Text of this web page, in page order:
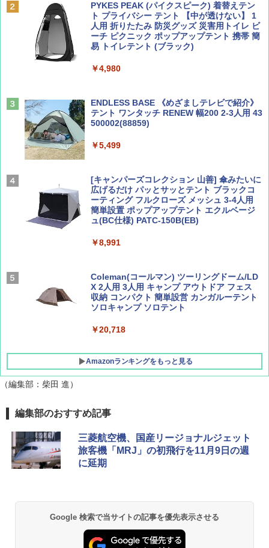
￥1,540
集】ボーイング110周年を祝して！
BE-PAL(ビ-パル) 2026年 9 月号【特別付録:
SOTO ミニマル"旅"財布 ランダム2種】
￥1,500
￥2,479
ァキア 2026～2027 地球の歩き方A ヨーロッ
￥2,277
新しい日本地理 地図・統計・移動から読み
解く (講談社現代新書)
￥1,540
PYKES PEAK (パイクスピーク) 着替えテン
ト プライバシー テント 【中が透けない】 1
人用 折りたたみ 防災グッズ 災害用トイレ ビ
ーチ ピクニック ポップアップテント 携帯 簡
易 トイレテント (ブラック)
￥4,980
ENDLESS BASE 《めざましテレビで紹介》
テント ワンタッチ RENEW 幅200 2-3人用 43
500002(88859)
￥5,499
[キャンパーズコレクション 山善] 傘みたいに
広げるだけ パッとサッとテント ブラックコ
ーティング フルクローズ メッシュ 3-4人用
簡単設置 ポップアップテント エクルベージ
ュ(BC仕様) PATC-150B(EB)
￥8,991
Coleman(コールマン) ツーリングドーム/LD
X 2人用 3人用 キャンプ アウトドア フェス
収納 コンパクト 簡単設営 カンガルーテント
ソロキャンプ ソロテント
￥20,718
Amazonランキングをもっと見る
BUNDOK(バンドック)ソロ ドーム 1 EX BDK
-08EX カーキ ソロキャンプ ポリエステル フ
レーム テント
￥14,800
￥2,980
（編集部：柴田 進）
編集部のおすすめ記事
三菱航空機、国産リージョナルジェット
旅客機「MRJ」の初飛行を11月9日の週
に延期
Google 検索で当サイトの記事を優先表示させる